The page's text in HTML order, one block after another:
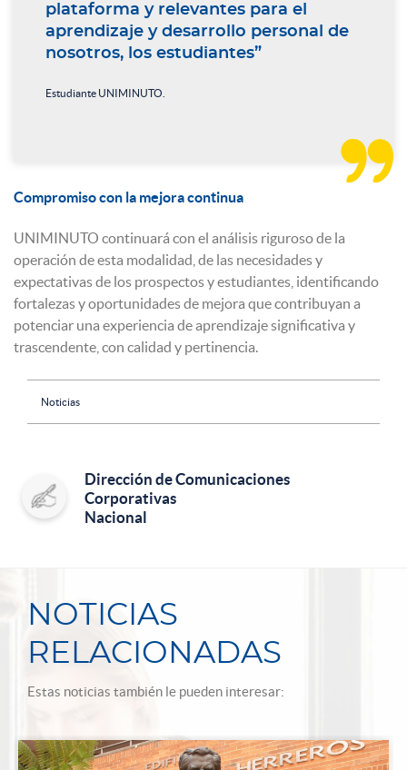
plataforma y relevantes para el
aprendizaje y desarrollo personal de
nosotros, los estudiantes”
Estudiante UNIMINUTO.

Compromiso con la mejora continua
UNIMINUTO continuará con el análisis riguroso de la
operación de esta modalidad, de las necesidades y
expectativas de los prospectos y estudiantes, identificando
fortalezas y oportunidades de mejora que contribuyan a
potenciar una experiencia de aprendizaje significativa y
trascendente, con calidad y pertinencia.
Noticias
Dirección de Comunicaciones
Corporativas
Nacional
NOTICIAS
RELACIONADAS
Estas noticias también le pueden interesar: